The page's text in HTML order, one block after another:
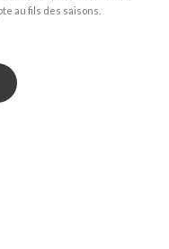
au fils des saisons.